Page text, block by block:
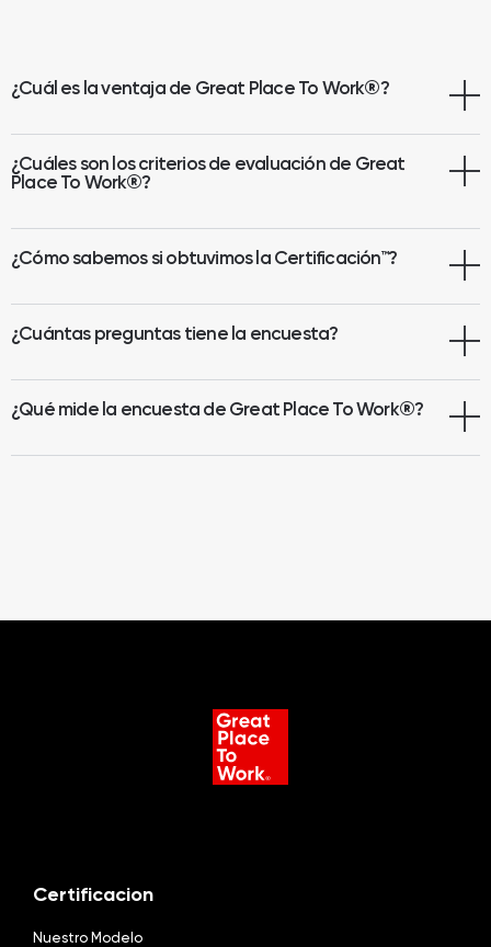
¿Cuál es la ventaja de Great Place To Work®?
¿Cuáles son los criterios de evaluación de Great
Place To Work®?
¿Cómo sabemos si obtuvimos la Certificación™?
¿Cuántas preguntas tiene la encuesta?
¿Qué mide la encuesta de Great Place To Work®?
Certificacion
Nuestro Modelo